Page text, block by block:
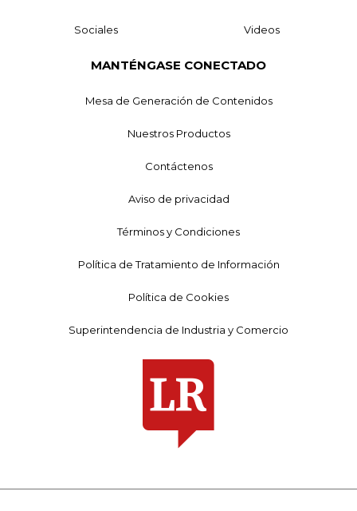
Sociales Videos
MANTÉNGASE CONECTADO
Mesa de Generación de Contenidos
Nuestros Productos
Contáctenos
Aviso de privacidad
Términos y Condiciones
Política de Tratamiento de Información
Política de Cookies
Superintendencia de Industria y Comercio